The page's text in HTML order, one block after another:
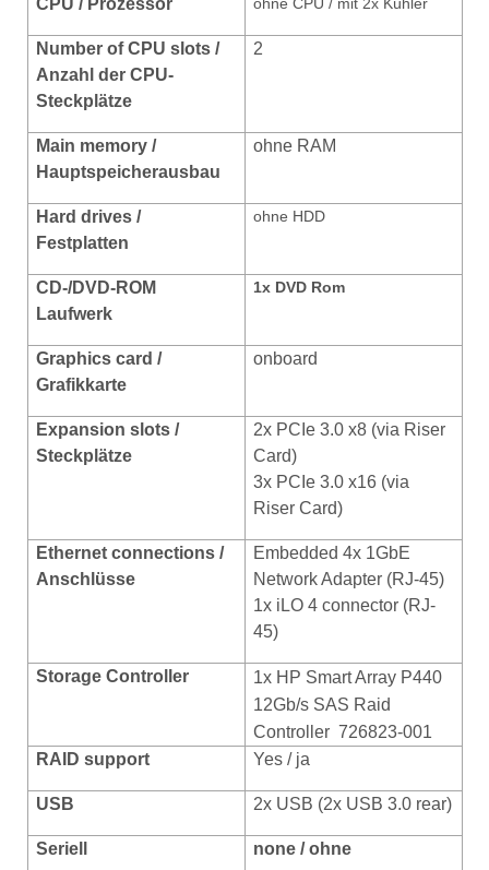
Number of CPU slots /
Anzahl der CPU-
Steckplätze
2
Main memory /
Hauptspeicherausbau
ohne RAM
Hard drives /
Festplatten
ohne HDD
CD-/DVD-ROM
Laufwerk
1x DVD Rom
Graphics card /
Grafikkarte
onboard
Expansion slots /
Steckplätze
2x PCIe 3.0 x8 (via Riser
Card)
3x PCIe 3.0 x16 (via
Riser Card)
Ethernet connections /
Anschlüsse
Embedded 4x 1GbE
Network Adapter (RJ-45)
1x iLO 4 connector (RJ-
45)
Storage Controller
1x HP Smart Array P440
12Gb/s SAS Raid
Controller 726823-001
RAID support
Yes / ja
USB 2x USB (2x USB 3.0 rear)
Seriell none / ohne